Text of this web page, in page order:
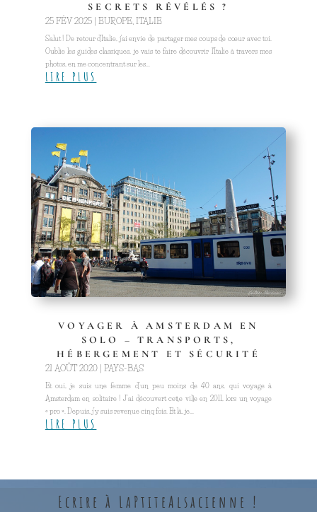
SECRETS RÉVÉLÉS ?
25 FÉV 2025| EUROPE, ITALIE
Salut ! De retour d'Italie, j'ai envie de partager mes coups de cœur avec toi.
Oublie les guides classiques, je vais te faire découvrir l'Italie à travers mes
photos, en me concentrant sur les...
LIRE PLUS
VOYAGER À AMSTERDAM EN
SOLO – TRANSPORTS,
HÉBERGEMENT ET SÉCURITÉ
21 AOÛT 2020| PAYS-BAS
Et oui, je suis une femme d’un peu moins de 40 ans, qui voyage à
Amsterdam en solitaire ! J’ai découvert cette ville en 2011, lors un voyage
« pro ». Depuis, j’y suis revenue cinq fois. Et là, je...
LIRE PLUS
Ecrire à LaPtiteAlsacienne !